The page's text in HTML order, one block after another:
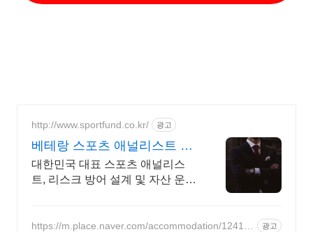
http://www.sportfund.co.kr/ 광고
베테랑 스포츠 애널리스트 대
한민국 1순위 전력 분석가
대한민국 대표 스포츠 애널리스
트, 리스크 방어 설계 및 자산 운용
https://m.place.naver.com/accommodation/12417
광고